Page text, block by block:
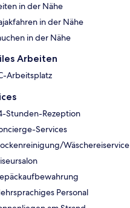
in der Nähe
in der Nähe
in der Nähe
Arbeiten
Arbeitsplatz
Stunden-Rezeption
Services
Wäschereiservice
Personal